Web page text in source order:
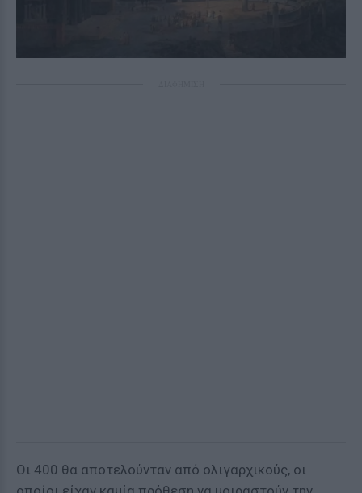
Οι 400 θα αποτελούνταν από ολιγαρχικούς, οι